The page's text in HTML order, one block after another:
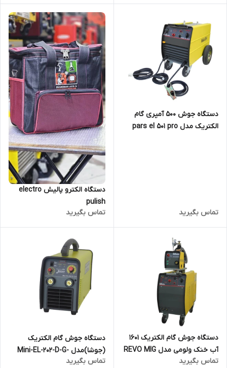
دستگاه جوش 500 آمپری گام
الکتریک مدل pars el 501 pro
تماس بگیرید
دستگاه الکترو پالیش electro
pulish
تماس بگیرید
دستگاه جوش گام الکتریک 1601
آب خنک ولومی مدل REVO MIG
SP 1601 WATER COOL
تماس بگیرید
دستگاه جوش گام الکتریک
(جوشا)مدل Mini-EL-202-D-G-
CELL
تماس بگیرید